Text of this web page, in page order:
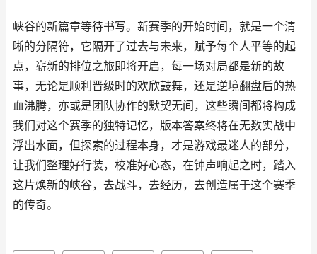
峡谷的新篇章等待书写。新赛季的开始时间，就是一个清
晰的分隔符，它隔开了过去与未来，赋予每个人平等的起
点，崭新的排位之旅即将开启，每一场对局都是新的故
事，无论是顺利晋级时的欢欣鼓舞，还是逆境翻盘后的热
血沸腾，亦或是团队协作的默契无间，这些瞬间都将构成
我们对这个赛季的独特记忆，版本答案终将在无数实战中
浮出水面，但探索的过程本身，才是游戏最迷人的部分，
让我们整理好行装，校准好心态，在钟声响起之时，踏入
这片焕新的峡谷，去战斗，去经历，去创造属于这个赛季
的传奇。